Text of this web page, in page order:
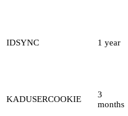
IDSYNC 1 year
KADUSERCOOKIE
3
months